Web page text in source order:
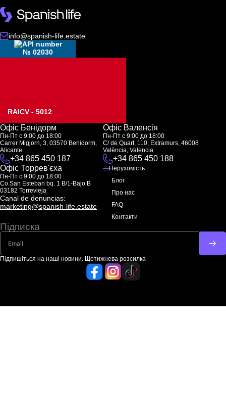
info@spanish-life.estate
№ 02030
RAICV - 5012
Офіс Бенідорм
Пн-Пт с 9:00 до 18:00
Carrer Migjorn, 3, 03570 Benidorm,
Alicante
+34 865 450 187
Офіс Валенсія
Пн-Пт с 9:00 до 18:00
C/ de Quart, 110, Extramurs, 46008
València, Valencia
+34 865 450 188
Офіс Торрев'єха
Пн-Пт с 9:00 до 18:00
Co San Esteban bq. 1 B/1-Bajo B
03182 Torrevieja
Canal de denuncias:
marketing@spanish-life.estate
Нерухомість
Блог
Про нас
FAQ
Контакти
Підписка
Підпишіться на наші новини. Щотижнева розсилка